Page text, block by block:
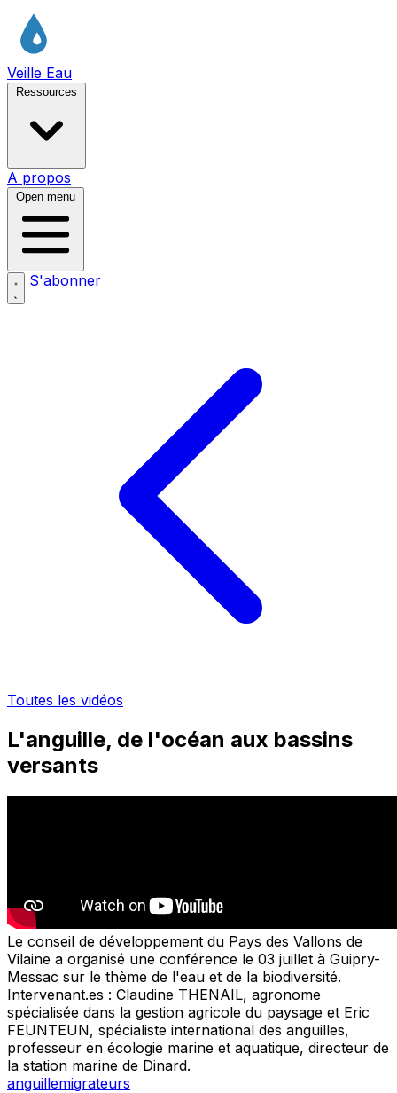
Veille Eau
Ressources
A propos
Open menu
S'abonner
Toutes les vidéos
L'anguille, de l'océan aux bassins
versants
Le conseil de développement du Pays des Vallons de
Vilaine a organisé une conférence le 03 juillet à Guipry-
Messac sur le thème de l'eau et de la biodiversité.
Intervenant.es : Claudine THENAIL, agronome
spécialisée dans la gestion agricole du paysage et Eric
FEUNTEUN, spécialiste international des anguilles,
professeur en écologie marine et aquatique, directeur de
la station marine de Dinard.
anguillemigrateurs